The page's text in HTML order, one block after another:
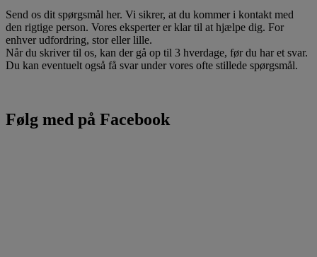
Send os dit spørgsmål her. Vi sikrer, at du kommer i kontakt med
den rigtige person. Vores eksperter er klar til at hjælpe dig. For
enhver udfordring, stor eller lille.
Når du skriver til os, kan der gå op til 3 hverdage, før du har et svar.
Du kan eventuelt også få svar under vores ofte stillede spørgsmål.
Følg med på Facebook